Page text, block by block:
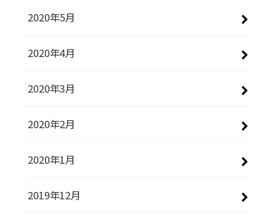
2020年5月
2020年4月
2020年3月
2020年2月
2020年1月
2019年12月